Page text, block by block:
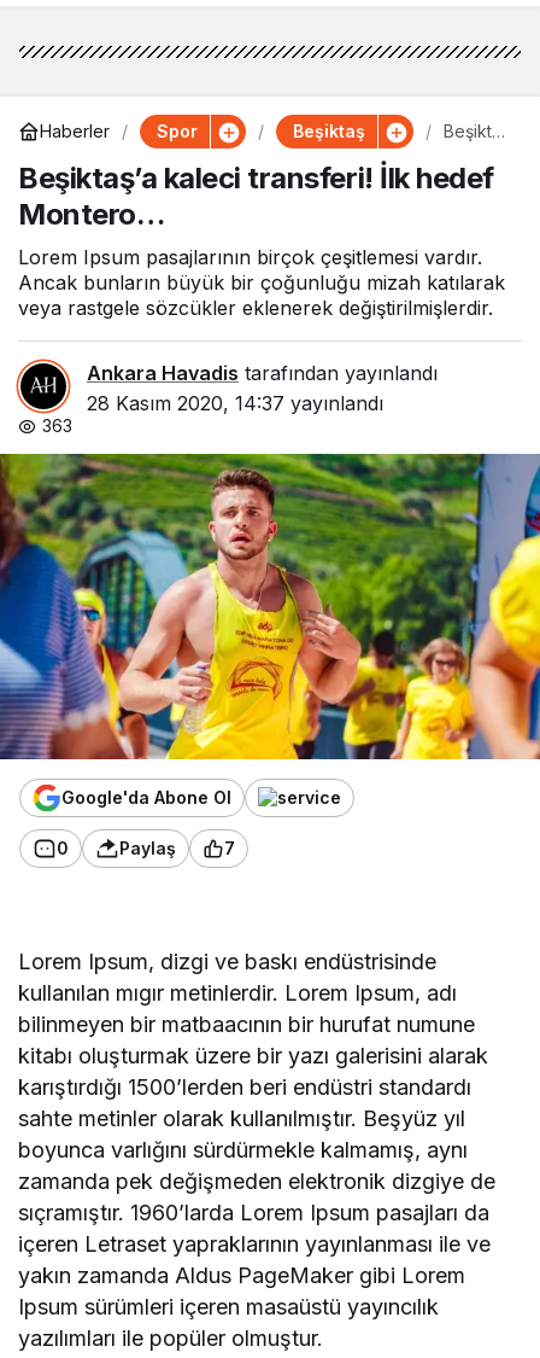
Haberler Spor Beşiktaş
Beşiktaş
transferi
! İlk
o…
Beşiktaş’a kaleci transferi! İlk hedef
Montero…
Lorem Ipsum pasajlarının birçok çeşitlemesi vardır.
Ancak bunların büyük bir çoğunluğu mizah katılarak
veya rastgele sözcükler eklenerek değiştirilmişlerdir.
Ankara Havadis tarafından yayınlandı
28 Kasım 2020, 14:37 yayınlandı
363
Google'da Abone Ol
0 Paylaş 7
Lorem Ipsum, dizgi ve baskı endüstrisinde
kullanılan mıgır metinlerdir. Lorem Ipsum, adı
bilinmeyen bir matbaacının bir hurufat numune
kitabı oluşturmak üzere bir yazı galerisini alarak
karıştırdığı 1500’lerden beri endüstri standardı
sahte metinler olarak kullanılmıştır. Beşyüz yıl
boyunca varlığını sürdürmekle kalmamış, aynı
zamanda pek değişmeden elektronik dizgiye de
sıçramıştır. 1960’larda Lorem Ipsum pasajları da
içeren Letraset yapraklarının yayınlanması ile ve
yakın zamanda Aldus PageMaker gibi Lorem
Ipsum sürümleri içeren masaüstü yayıncılık
yazılımları ile popüler olmuştur.